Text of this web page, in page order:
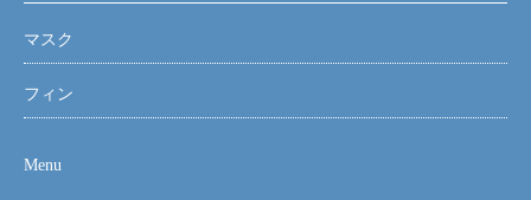
マスク
フィン
Menu